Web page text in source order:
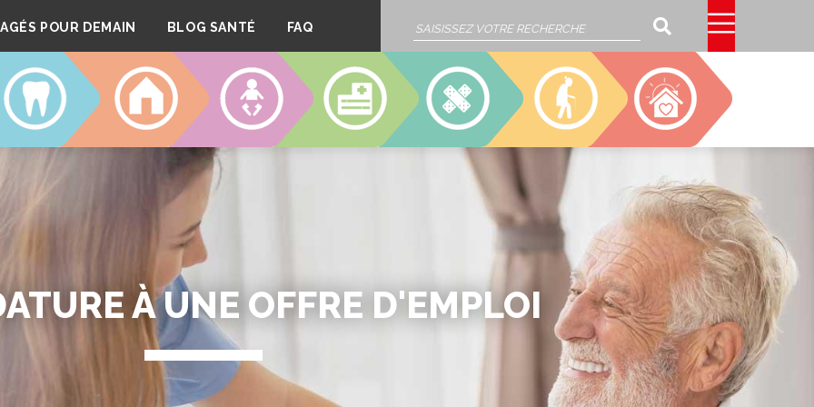
POUR DEMAIN BLOG SANTÉ FAQ Rechercher
DENTAIRE LOGEMENT CRÈCHES CLINIQUE SSIAD EHPAD CAJOU
À UNE OFFRE D'EMPLOI